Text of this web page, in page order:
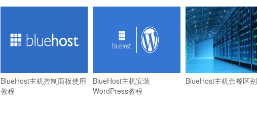
BlueHost主机控制面板使用
教程
BlueHost主机安装
WordPress教程
BlueHost主机套餐区别